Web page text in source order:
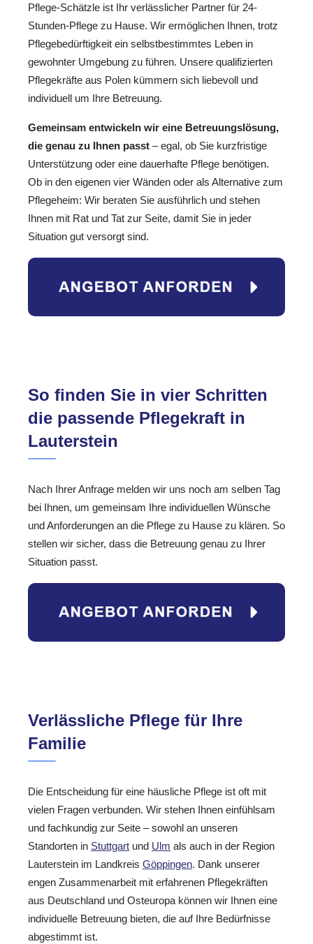
Pflege-Schätzle ist Ihr verlässlicher Partner für 24-
Stunden-Pflege zu Hause. Wir ermöglichen Ihnen, trotz
Pflegebedürftigkeit ein selbstbestimmtes Leben in
gewohnter Umgebung zu führen. Unsere qualifizierten
Pflegekräfte aus Polen kümmern sich liebevoll und
individuell um Ihre Betreuung.
Gemeinsam entwickeln wir eine Betreuungslösung,
die genau zu Ihnen passt – egal, ob Sie kurzfristige
Unterstützung oder eine dauerhafte Pflege benötigen.
Ob in den eigenen vier Wänden oder als Alternative zum
Pflegeheim: Wir beraten Sie ausführlich und stehen
Ihnen mit Rat und Tat zur Seite, damit Sie in jeder
Situation gut versorgt sind.
So finden Sie in vier Schritten
die passende Pflegekraft in
Lauterstein
Nach Ihrer Anfrage melden wir uns noch am selben Tag
bei Ihnen, um gemeinsam Ihre individuellen Wünsche
und Anforderungen an die Pflege zu Hause zu klären. So
stellen wir sicher, dass die Betreuung genau zu Ihrer
Situation passt.
Verlässliche Pflege für Ihre
Familie
Die Entscheidung für eine häusliche Pflege ist oft mit
vielen Fragen verbunden. Wir stehen Ihnen einfühlsam
und fachkundig zur Seite – sowohl an unseren
Standorten in Stuttgart und Ulm als auch in der Region
Lauterstein im Landkreis Göppingen. Dank unserer
engen Zusammenarbeit mit erfahrenen Pflegekräften
aus Deutschland und Osteuropa können wir Ihnen eine
individuelle Betreuung bieten, die auf Ihre Bedürfnisse
abgestimmt ist.